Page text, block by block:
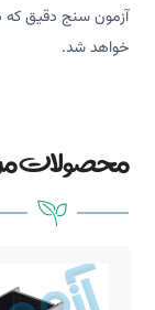
آزمون سنج دقیق که
خواهد شد.
محصولات